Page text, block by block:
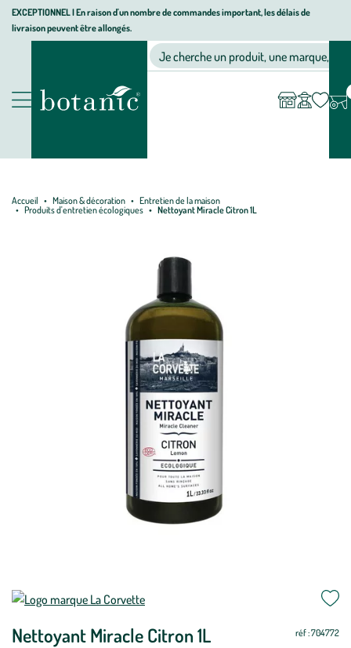
Aller
Aller
au
Aller
au
page
EXCEPTIONNEL I En raison d'un nombre de commandes important, les délais de
livraison peuvent être allongés.
Nos produits
Jardinerie écologique, animalerie, décoration, alimentation bio
Je cherche un produit, une marque, un
compte
Accueil Maison & décoration
Entretien de la maison
Produits d'entretien écologiques
Nettoyant Miracle Citron 1L
Nettoyant Miracle Citron 1L réf : 704772
Mettre
jour
Mettre
jour